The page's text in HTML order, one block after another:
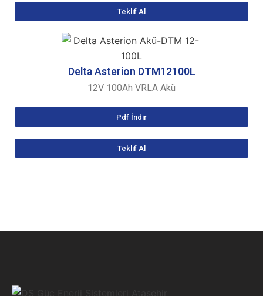
Teklif Al
Delta Asterion DTM12100L
12V 100Ah VRLA Akü
Pdf İndir
Teklif Al